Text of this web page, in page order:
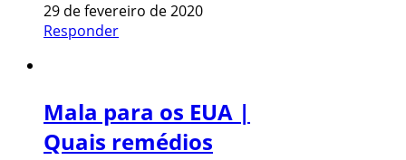
29 de fevereiro de 2020
Responder
Mala para os EUA |
Quais remédios